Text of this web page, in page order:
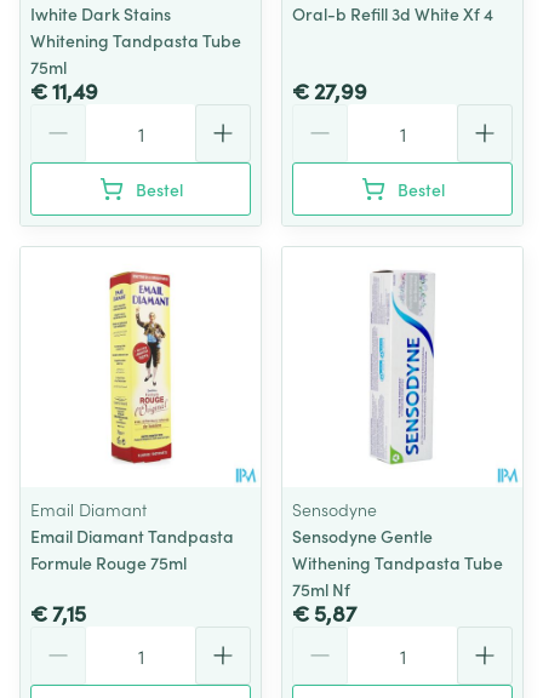
Iwhite Dark Stains
Whitening Tandpasta Tube
75ml
€ 11,49
Bestel
Oral-b Refill 3d White Xf 4
€ 27,99
Bestel
Email Diamant
Email Diamant Tandpasta
Formule Rouge 75ml
€ 7,15
Sensodyne
Sensodyne Gentle
Withening Tandpasta Tube
75ml Nf
€ 5,87